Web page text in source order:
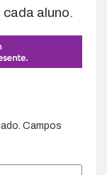
aluno.
Campos